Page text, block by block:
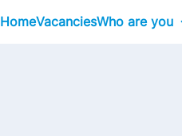
HomeVacanciesWho are you